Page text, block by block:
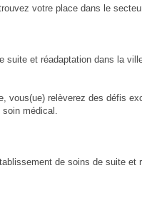
votre place dans le
suite et réadaptation dans la
vous(ue) relèverez des défis
médical.
de soins de suite